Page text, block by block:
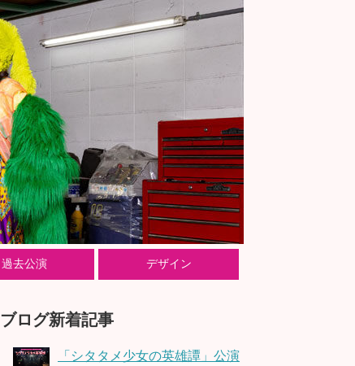
過去公演 デザイン
ブログ新着記事
「シタタメ少女の英雄譚」公演